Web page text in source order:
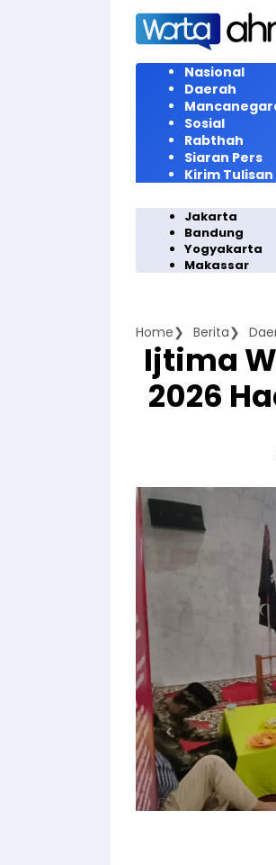
Langsung
konten
Nasional
Daerah
Sosial
Rabthah
Siaran Pers
Kirim Tulisan
Jakarta
Bandung
Yogyakarta
Makassar
Home Berita
Ijtima
2026